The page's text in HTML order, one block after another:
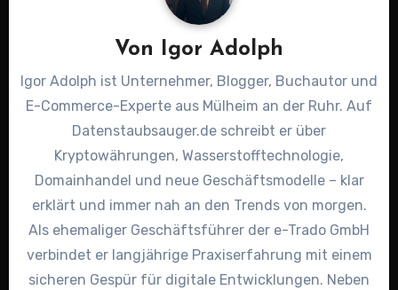
Von Igor Adolph
Igor Adolph ist Unternehmer, Blogger, Buchautor und
E-Commerce-Experte aus Mülheim an der Ruhr. Auf
Datenstaubsauger.de schreibt er über
Kryptowährungen, Wasserstofftechnologie,
Domainhandel und neue Geschäftsmodelle – klar
erklärt und immer nah an den Trends von morgen.
Als ehemaliger Geschäftsführer der e-Trado GmbH
verbindet er langjährige Praxiserfahrung mit einem
sicheren Gespür für digitale Entwicklungen. Neben